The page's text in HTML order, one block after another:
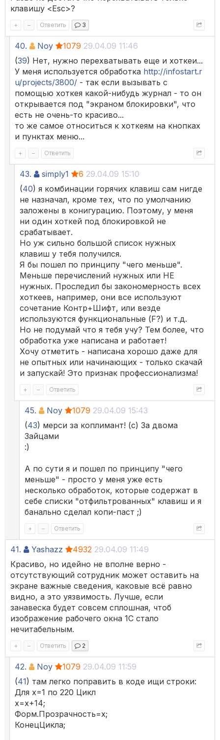
клавишу <Esc>?
+ – Ответить 3
40. Noy 1079 29.04.09 11:46
(39) Нет, нужно перехватывать еще и хоткеи...
У меня используется обработка http://infostart.r
u/projects/3800/ - так если вызывать с
помощью хоткея какой-нибудь журнал - то он
открывается под "экраном блокировки", что
есть не очень-то красиво...
то же самое относиться к хоткеям на кнопках
и пунктах меню...
+ – Ответить
43. simply1 6 29.04.09 15:10
(40) я комбинации горячих клавиш сам нигде
не назначал, кроме тех, что по умолчанию
заложены в конигурацию. Поэтому, у меня
ни один хоткей под блокировкой не
срабатывает.
Но уж сильно большой список нужных
клавиш у тебя получился.
Я бы пошел по принципу "чего меньше".
Меньше перечислений нужных или НЕ
нужных. Проследил бы закономерность всех
хоткеев, например, они все используют
сочетание Контр+Шифт, или везде
используются функциональные (F?) и т.д.
Но не подумай что я тебя учу? Тем более, что
обработка уже написана и работает!
Хочу отметить - написана хорошо даже для
не опытных или начинающих - только скачай
и запускай! Это признак профессионализма!
+ – Ответить
45. Noy 1079 29.04.09 15:43
(43) мерси за коплимант! (с) За двома
Зайцами
:)
А по сути я и пошел по принципу "чего
меньше" - просто у меня уже есть
несколько обработок, которые содержат в
себе списки "отфильтрованных" клавиш и я
банально сделал копи-паст ;)
+ – Ответить
41. Yashazz 4932 29.04.09 11:49
Красиво, но идейно не вполне верно -
отсутствующий сотрудник может оставить на
экране важные сведения, каковые всё равно
видно, а это уязвимость. Лучше, если
занавеска будет совсем сплошная, чтоб
изображение рабочего окна 1С стало
нечитабельным.
+ – Ответить 2
42. Noy 1079 29.04.09 11:59
(41) там легко поправить в коде ищи строки:
Для х=1 по 220 Цикл
х=х+14;
Форм.Прозрачность=х;
КонецЦикла;